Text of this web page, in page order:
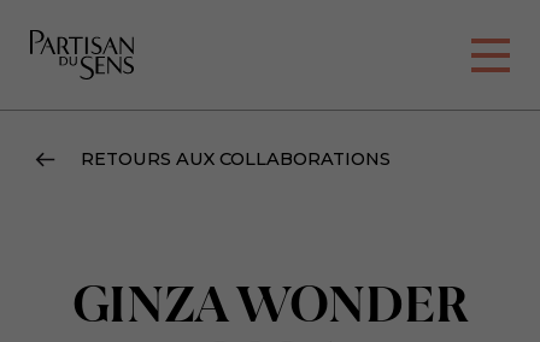
RETOURS AUX COLLABORATIONS
GINZA WONDER